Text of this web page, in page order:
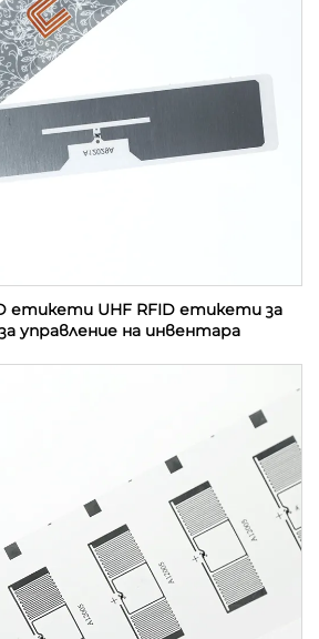
етикети UHF RFID етикети за
управление на инвентара